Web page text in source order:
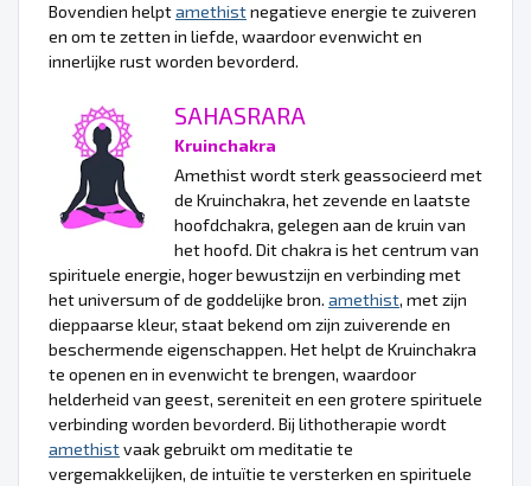
Bovendien helptamethistnegatieve energie te zuiveren
en om te zetten in liefde, waardoor evenwicht en
innerlijke rust worden bevorderd.
SAHASRARA
Kruinchakra
Amethist wordt sterk geassocieerd met
de Kruinchakra, het zevende en laatste
hoofdchakra, gelegen aan de kruin van
het hoofd. Dit chakra is het centrum van
spirituele energie, hoger bewustzijn en verbinding met
het universum of de goddelijke bron. amethist, met zijn
dieppaarse kleur, staat bekend om zijn zuiverende en
beschermende eigenschappen. Het helpt de Kruinchakra
te openen en in evenwicht te brengen, waardoor
helderheid van geest, sereniteit en een grotere spirituele
verbinding worden bevorderd. Bij lithotherapie wordt
amethistvaak gebruikt om meditatie te
vergemakkelijken, de intuïtie te versterken en spirituele